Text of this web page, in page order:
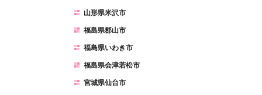
山形県米沢市
福島県郡山市
福島県いわき市
福島県会津若松市
宮城県仙台市